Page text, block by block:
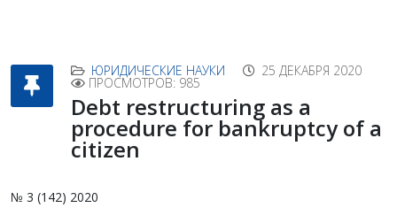
ЮРИДИЧЕСКИЕ НАУКИ 25 ДЕКАБРЯ 2020
ПРОСМОТРОВ: 985
Debt restructuring as a
procedure for bankruptcy of a
citizen
№ 3 (142) 2020